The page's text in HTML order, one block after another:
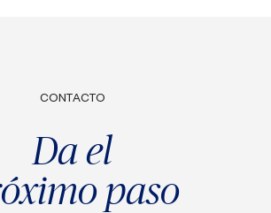
CONTACTO
Da el
paso